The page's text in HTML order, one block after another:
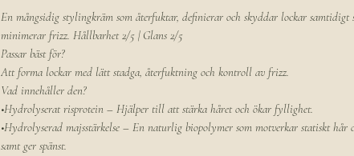
En mångsidig stylingkräm som återfuktar, definierar och skyddar lockar samtidigt
minimerar frizz. Hållbarhet 2/5 | Glans 2/5
Passar bäst för?
Att forma lockar med lätt stadga, återfuktning och kontroll av frizz.
Vad innehåller den?
•Hydrolyserat risprotein – Hjälper till att stärka håret och ökar fyllighet.
•Hydrolyserad majsstärkelse – En naturlig biopolymer som motverkar statiskt hår
samt ger spänst.